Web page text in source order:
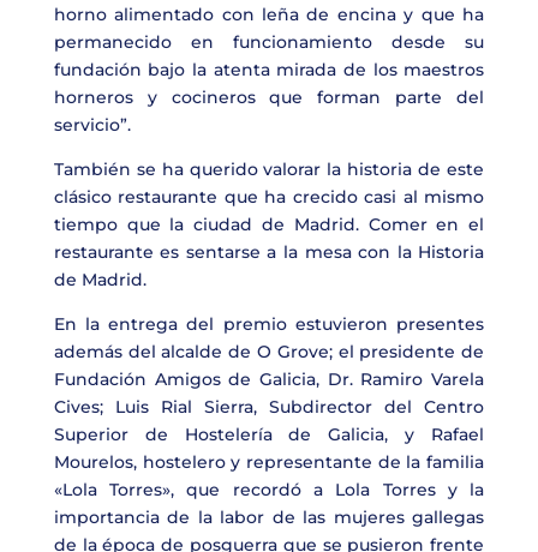
horno alimentado con leña de encina y que ha
permanecido en funcionamiento desde su
fundación bajo la atenta mirada de los maestros
horneros y cocineros que forman parte del
servicio”.
También se ha querido valorar la historia de este
clásico restaurante que ha crecido casi al mismo
tiempo que la ciudad de Madrid. Comer en el
restaurante es sentarse a la mesa con la Historia
de Madrid.
En la entrega del premio estuvieron presentes
además del alcalde de O Grove; el presidente de
Fundación Amigos de Galicia, Dr. Ramiro Varela
Cives; Luis Rial Sierra, Subdirector del Centro
Superior de Hostelería de Galicia, y Rafael
Mourelos, hostelero y representante de la familia
«Lola Torres», que recordó a Lola Torres y la
importancia de la labor de las mujeres gallegas
de la época de posguerra que se pusieron frente